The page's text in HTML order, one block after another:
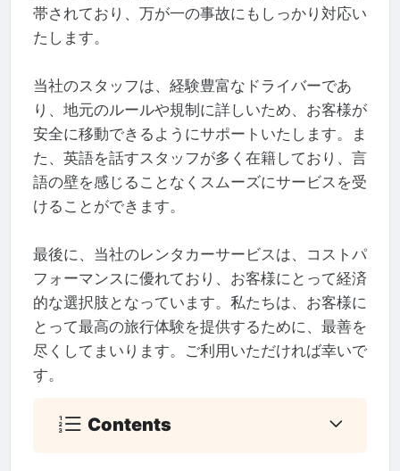
帯されており、万が一の事故にもしっかり対応い
たします。
当社のスタッフは、経験豊富なドライバーであ
り、地元のルールや規制に詳しいため、お客様が
安全に移動できるようにサポートいたします。ま
た、英語を話すスタッフが多く在籍しており、言
語の壁を感じることなくスムーズにサービスを受
けることができます。
最後に、当社のレンタカーサービスは、コストパ
フォーマンスに優れており、お客様にとって経済
的な選択肢となっています。私たちは、お客様に
とって最高の旅行体験を提供するために、最善を
尽くしてまいります。ご利用いただければ幸いで
す。
Contents